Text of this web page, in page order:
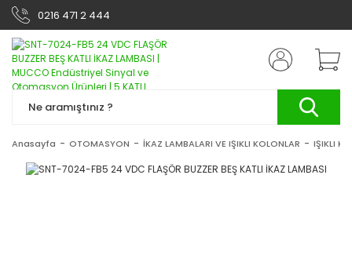
0216 471 2 444
Anasayfa OTOMASYON İKAZ LAMBALARI VE IŞIKLI KOLONLAR IŞIKLI